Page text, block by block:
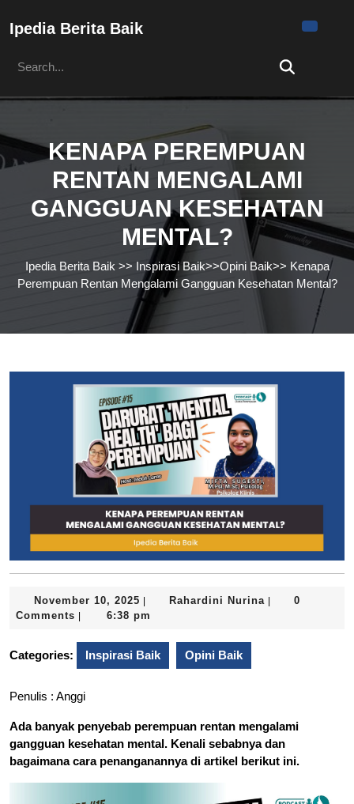
Ipedia Berita Baik
for:
KENAPA PEREMPUAN
RENTAN MENGALAMI
GANGGUAN KESEHATAN
MENTAL?
Ipedia Berita Baik >> Inspirasi Baik>>Opini Baik>> Kenapa
Perempuan Rentan Mengalami Gangguan Kesehatan Mental?
November 10, 2025 November
10,
| Rahardini Nurina Rahardini
|
0
Comments | 6:38 pm
Categories: Inspirasi Baik Opini Baik
Penulis : Anggi
Ada banyak penyebab perempuan rentan mengalami
gangguan kesehatan mental. Kenali sebabnya dan
bagaimana cara penanganannya di artikel berikut ini.